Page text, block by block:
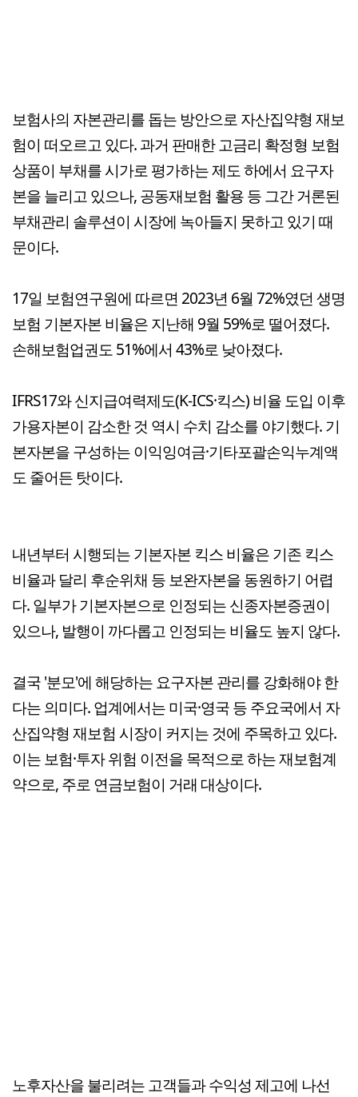
보험사의 자본관리를 돕는 방안으로 자산집약형 재보
험이 떠오르고 있다. 과거 판매한 고금리 확정형 보험
상품이 부채를 시가로 평가하는 제도 하에서 요구자
본을 늘리고 있으나, 공동재보험 활용 등 그간 거론된
부채관리 솔루션이 시장에 녹아들지 못하고 있기 때
문이다.
17일 보험연구원에 따르면 2023년 6월 72%였던 생명
보험 기본자본 비율은 지난해 9월 59%로 떨어졌다.
손해보험업권도 51%에서 43%로 낮아졌다.
IFRS17와 신지급여력제도(K-ICS·킥스) 비율 도입 이후
가용자본이 감소한 것 역시 수치 감소를 야기했다. 기
본자본을 구성하는 이익잉여금·기타포괄손익누계액
도 줄어든 탓이다.
내년부터 시행되는 기본자본 킥스 비율은 기존 킥스
비율과 달리 후순위채 등 보완자본을 동원하기 어렵
다. 일부가 기본자본으로 인정되는 신종자본증권이
있으나, 발행이 까다롭고 인정되는 비율도 높지 않다.
결국 '분모'에 해당하는 요구자본 관리를 강화해야 한
다는 의미다. 업계에서는 미국·영국 등 주요국에서 자
산집약형 재보험 시장이 커지는 것에 주목하고 있다.
이는 보험·투자 위험 이전을 목적으로 하는 재보험계
약으로, 주로 연금보험이 거래 대상이다.
노후자산을 불리려는 고객들과 수익성 제고에 나선